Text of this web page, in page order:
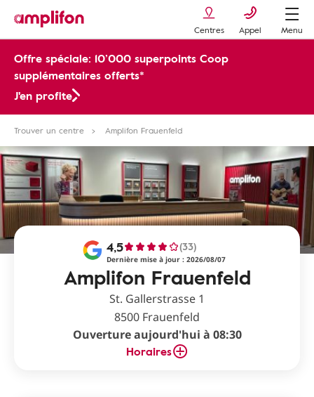
Centres Appel Menu
Offre spéciale: 10’000 superpoints Coop
supplémentaires offerts*
J'en profite
Trouver un centre Amplifon Frauenfeld
Amplifon Frauenfeld
4,5 (33)
Dernière mise à jour : 2026/08/07
St. Gallerstrasse 1
8500 Frauenfeld
Ouverture aujourd'hui à 08:30
Horaires